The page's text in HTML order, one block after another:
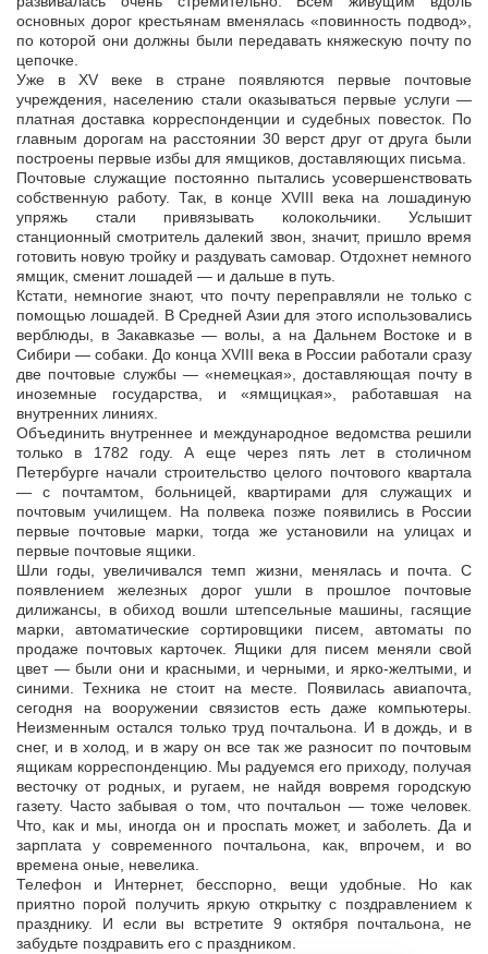
основных дорог крестьянам вменялась «повинность подвод»,
по которой они должны были передавать княжескую почту по
цепочке.
Уже в ХV веке в стране появляются первые почтовые
учреждения, населению стали оказываться первые услуги —
платная доставка корреспонденции и судебных повесток. По
главным дорогам на расстоянии 30 верст друг от друга были
построены первые избы для ямщиков, доставляющих письма.
Почтовые служащие постоянно пытались усовершенствовать
собственную работу. Так, в конце XVIII века на лошадиную
упряжь стали привязывать колокольчики. Услышит
станционный смотритель далекий звон, значит, пришло время
готовить новую тройку и раздувать самовар. Отдохнет немного
ямщик, сменит лошадей — и дальше в путь.
Кстати, немногие знают, что почту переправляли не только с
помощью лошадей. В Средней Азии для этого использовались
верблюды, в Закавказье — волы, а на Дальнем Востоке и в
Сибири — собаки. До конца XVIII века в России работали сразу
две почтовые службы — «немецкая», доставляющая почту в
иноземные государства, и «ямщицкая», работавшая на
внутренних линиях.
Объединить внутреннее и международное ведомства решили
только в 1782 году. А еще через пять лет в столичном
Петербурге начали строительство целого почтового квартала
— с почтамтом, больницей, квартирами для служащих и
почтовым училищем. На полвека позже появились в России
первые почтовые марки, тогда же установили на улицах и
первые почтовые ящики.
Шли годы, увеличивался темп жизни, менялась и почта. С
появлением железных дорог ушли в прошлое почтовые
дилижансы, в обиход вошли штепсельные машины, гасящие
марки, автоматические сортировщики писем, автоматы по
продаже почтовых карточек. Ящики для писем меняли свой
цвет — были они и красными, и черными, и ярко-желтыми, и
синими. Техника не стоит на месте. Появилась авиапочта,
сегодня на вооружении связистов есть даже компьютеры.
Неизменным остался только труд почтальона. И в дождь, и в
снег, и в холод, и в жару он все так же разносит по почтовым
ящикам корреспонденцию. Мы радуемся его приходу, получая
весточку от родных, и ругаем, не найдя вовремя городскую
газету. Часто забывая о том, что почтальон — тоже человек.
Что, как и мы, иногда он и проспать может, и заболеть. Да и
зарплата у современного почтальона, как, впрочем, и во
времена оные, невелика.
Телефон и Интернет, бесспорно, вещи удобные. Но как
приятно порой получить яркую открытку с поздравлением к
празднику. И если вы встретите 9 октября почтальона, не
забудьте поздравить его с праздником.